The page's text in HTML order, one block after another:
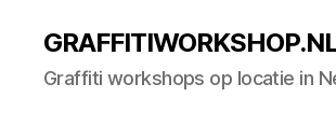
Graffiti workshops op locatie in